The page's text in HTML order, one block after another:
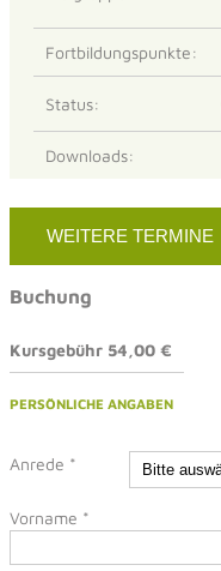
Fortbildungspunkte:
Status:
Downloads:
WEITERE TERMINE
Buchung
Kursgebühr 54,00 €
PERSÖNLICHE ANGABEN
Anrede *
Vorname *